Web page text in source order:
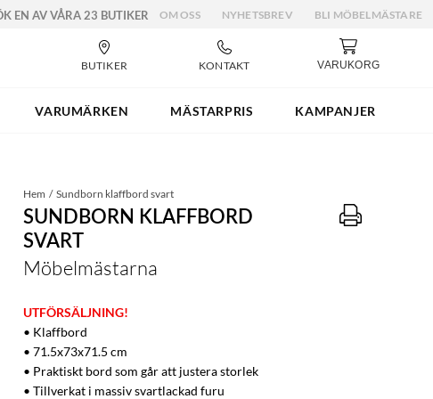
EN AV VÅRA 23 BUTIKER OM OSS NYHETSBREV BLI MÖBELMÄSTARE
BUTIKER KONTAKT VARUKORG
VARUMÄRKEN MÄSTARPRIS KAMPANJER
Hem Sundborn klaffbord svart
SUNDBORN KLAFFBORD
SVART
Möbelmästarna
UTFÖRSÄLJNING!
• Klaffbord
• 71.5x73x71.5 cm
• Praktiskt bord som går att justera storlek
• Tillverkat i massiv svartlackad furu